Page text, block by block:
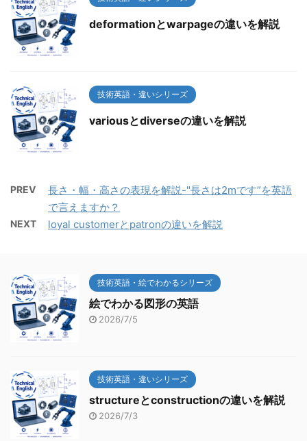
deformationとwarpageの違いを解説
技術英語・違いシリーズ
variousとdiverseの違いを解説
PREV
長さ・幅・高さの表現を解説-"長さは2mです”を英語
で言えますか？
NEXT loyal customerとpatronの違いを解説
技術英語・絵でわかるシリーズ
絵でわかる図形の英語
2026/7/5
技術英語・違いシリーズ
structureとconstructionの違いを解説
2026/7/3